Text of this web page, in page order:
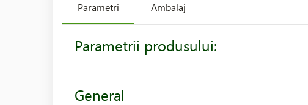
Parametri Ambalaj
Parametrii produsului:
General